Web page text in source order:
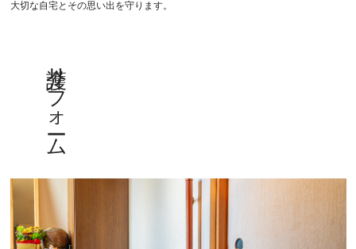
大切な自宅とその思い出を守ります。
介護リフォーム